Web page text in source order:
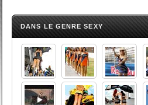
DANS LE GENRE SEXY